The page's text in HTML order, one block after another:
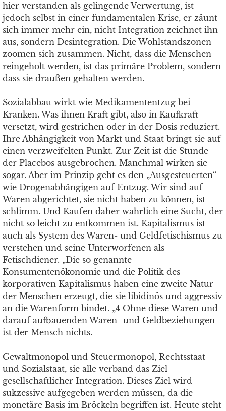
hier verstanden als gelingende Verwertung, ist
jedoch selbst in einer fundamentalen Krise, er zäunt
sich immer mehr ein, nicht Integration zeichnet ihn
aus, sondern Desintegration. Die Wohlstandszonen
zoomen sich zusammen. Nicht, dass die Menschen
reingeholt werden, ist das primäre Problem, sondern
dass sie draußen gehalten werden.
Sozialabbau wirkt wie Medikamententzug bei
Kranken. Was ihnen Kraft gibt, also in Kaufkraft
versetzt, wird gestrichen oder in der Dosis reduziert.
Ihre Abhängigkeit von Markt und Staat bringt sie auf
einen verzweifelten Punkt. Zur Zeit ist die Stunde
der Placebos ausgebrochen. Manchmal wirken sie
sogar. Aber im Prinzip geht es den „Ausgesteuerten“
wie Drogenabhängigen auf Entzug. Wir sind auf
Waren abgerichtet, sie nicht haben zu können, ist
schlimm. Und Kaufen daher wahrlich eine Sucht, der
nicht so leicht zu entkommen ist. Kapitalismus ist
auch als System des Waren- und Geldfetischismus zu
verstehen und seine Unterworfenen als
Fetischdiener. „Die so genannte
Konsumentenökonomie und die Politik des
korporativen Kapitalismus haben eine zweite Natur
der Menschen erzeugt, die sie libidinös und aggressiv
an die Warenform bindet. „4 Ohne diese Waren und
darauf aufbauenden Waren- und Geldbeziehungen
ist der Mensch nichts.
Gewaltmonopol und Steuermonopol, Rechtsstaat
und Sozialstaat, sie alle verband das Ziel
gesellschaftlicher Integration. Dieses Ziel wird
sukzessive aufgegeben werden müssen, da die
monetäre Basis im Bröckeln begriffen ist. Heute steht